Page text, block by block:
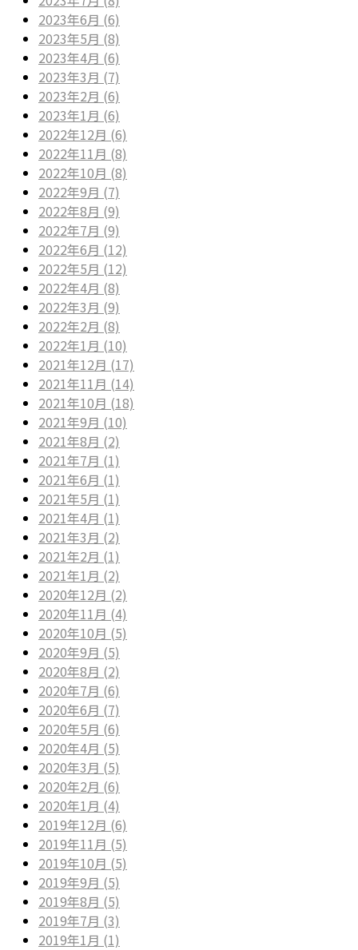
2023年6月 (6)
2023年5月 (8)
2023年4月 (6)
2023年3月 (7)
2023年2月 (6)
2023年1月 (6)
2022年12月 (6)
2022年11月 (8)
2022年10月 (8)
2022年9月 (7)
2022年8月 (9)
2022年7月 (9)
2022年6月 (12)
2022年5月 (12)
2022年4月 (8)
2022年3月 (9)
2022年2月 (8)
2022年1月 (10)
2021年12月 (17)
2021年11月 (14)
2021年10月 (18)
2021年9月 (10)
2021年8月 (2)
2021年7月 (1)
2021年6月 (1)
2021年5月 (1)
2021年4月 (1)
2021年3月 (2)
2021年2月 (1)
2021年1月 (2)
2020年12月 (2)
2020年11月 (4)
2020年10月 (5)
2020年9月 (5)
2020年8月 (2)
2020年7月 (6)
2020年6月 (7)
2020年5月 (6)
2020年4月 (5)
2020年3月 (5)
2020年2月 (6)
2020年1月 (4)
2019年12月 (6)
2019年11月 (5)
2019年10月 (5)
2019年9月 (5)
2019年8月 (5)
2019年7月 (3)
2019年1月 (1)